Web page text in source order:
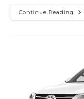
Continue Reading
&